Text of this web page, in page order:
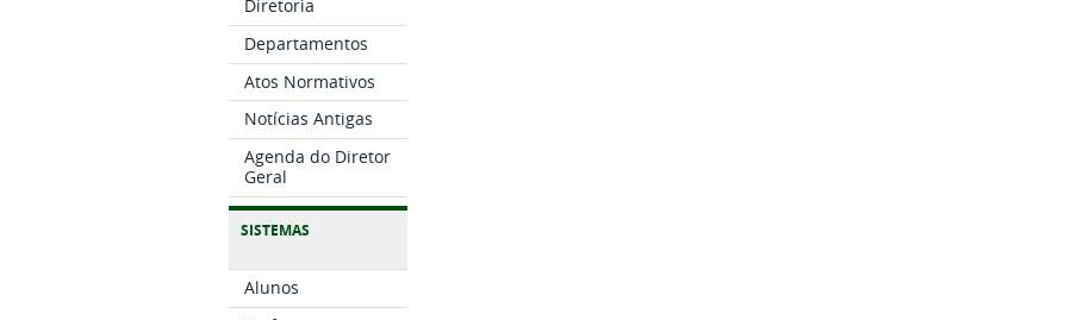
Diretoria
Departamentos
Atos Normativos
Notícias Antigas
Agenda do Diretor
Geral
SISTEMAS
Alunos